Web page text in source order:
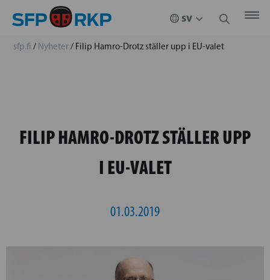
sfp.fi / Nyheter/ Filip Hamro-Drotz ställer upp i EU-valet
FILIP HAMRO-DROTZ STÄLLER UPP
I EU-VALET
01.03.2019